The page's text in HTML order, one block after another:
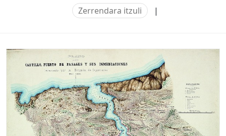
Zerrendara itzuli |